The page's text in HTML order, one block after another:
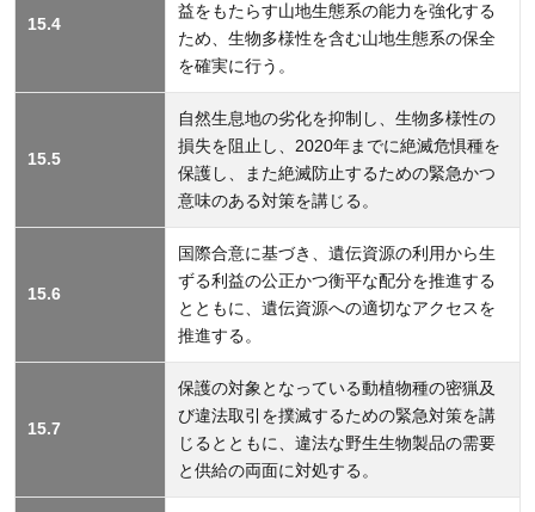
15.4
益をもたらす山地生態系の能力を強化する
ため、生物多様性を含む山地生態系の保全
を確実に行う。
15.5
自然生息地の劣化を抑制し、生物多様性の
損失を阻止し、2020年までに絶滅危惧種を
保護し、また絶滅防止するための緊急かつ
意味のある対策を講じる。
15.6
国際合意に基づき、遺伝資源の利用から生
ずる利益の公正かつ衡平な配分を推進する
とともに、遺伝資源への適切なアクセスを
推進する。
15.7
保護の対象となっている動植物種の密猟及
び違法取引を撲滅するための緊急対策を講
じるとともに、違法な野生生物製品の需要
と供給の両面に対処する。